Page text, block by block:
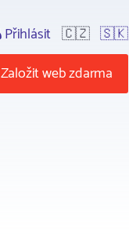
Přihlásit 🇨🇿 🇸🇰
Založit web zdarma